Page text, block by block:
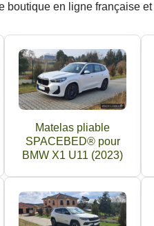
boutique en ligne française
Matelas pliable
SPACEBED® pour
BMW X1 U11 (2023)